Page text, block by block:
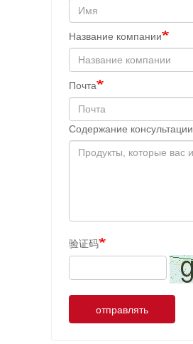
Название компании
Почта
Содержание консультации
验证码
отправлять